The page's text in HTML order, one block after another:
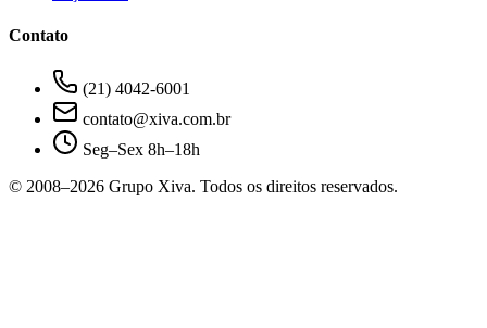
Contato
(21) 4042-6001
contato@xiva.com.br
Seg–Sex 8h–18h
© 2008–2026 Grupo Xiva. Todos os direitos reservados.